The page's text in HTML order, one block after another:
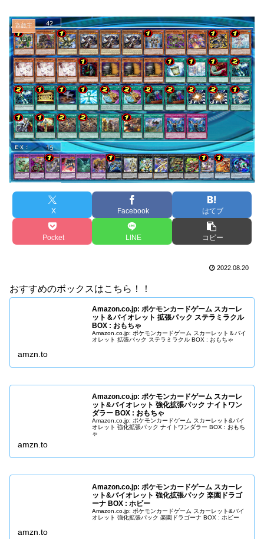
遊戯王
X Facebook はてブ
Pocket LINE コピー
2022.08.20
おすすめのボックスはこちら！！
Amazon.co.jp: ポケモンカードゲーム スカーレ
ット＆バイオレット 拡張パック ステラミラクル
BOX : おもちゃ
Amazon.co.jp: ポケモンカードゲーム スカーレット＆バイ
オレット 拡張パック ステラミラクル BOX : おもちゃ
amzn.to
Amazon.co.jp: ポケモンカードゲーム スカーレ
ット&バイオレット 強化拡張パック ナイトワン
ダラー BOX : おもちゃ
Amazon.co.jp: ポケモンカードゲーム スカーレット&バイ
オレット 強化拡張パック ナイトワンダラー BOX : おもち
ゃ
amzn.to
Amazon.co.jp: ポケモンカードゲーム スカーレ
ット&バイオレット 強化拡張パック 楽園ドラゴ
ーナ BOX : ホビー
Amazon.co.jp: ポケモンカードゲーム スカーレット&バイ
オレット 強化拡張パック 楽園ドラゴーナ BOX : ホビー
amzn.to